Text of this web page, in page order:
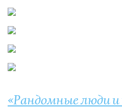
«Рандомные люди